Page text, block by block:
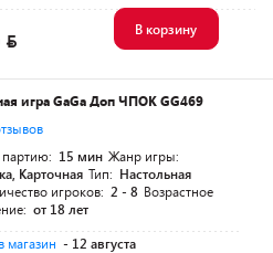
В корзину
игра GaGa Доп ЧПОК GG469
15 мин Жанр игры:
Карточная Тип: Настольная
игроков: 2 - 8 Возрастное
от 18 лет
магазин - 12 августа